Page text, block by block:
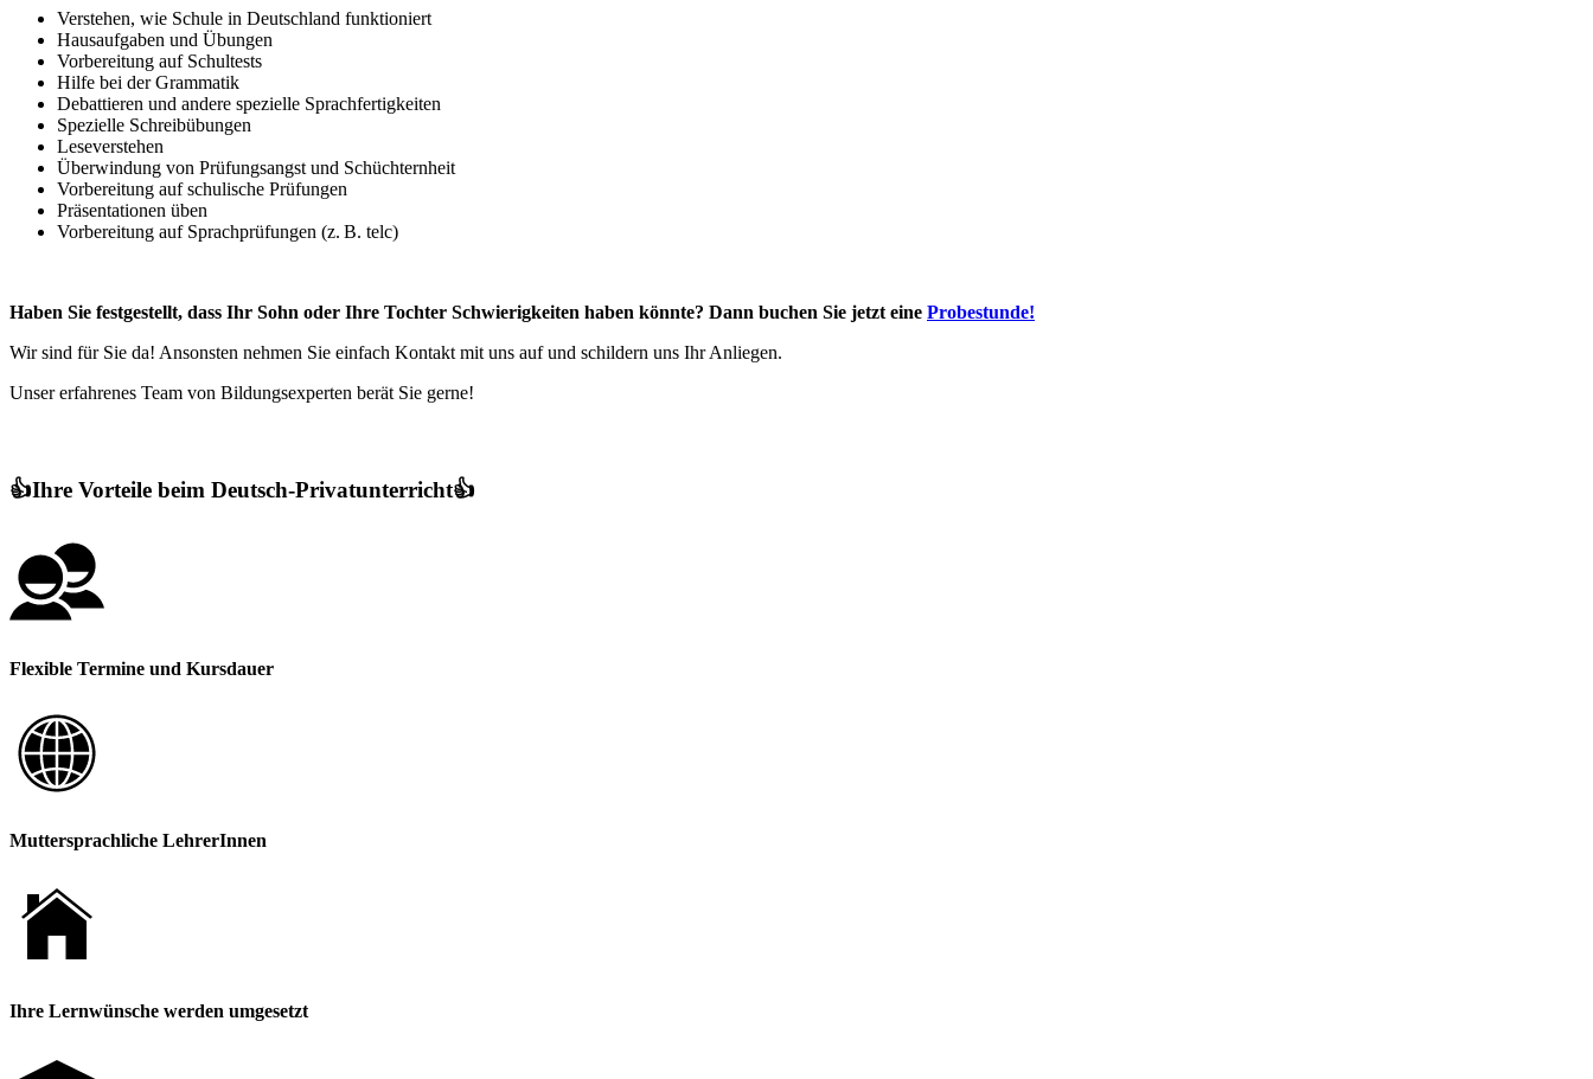
Verstehen, wie Schule in Deutschland funktioniert
Hausaufgaben und Übungen
Vorbereitung auf Schultests
Hilfe bei der Grammatik
Debattieren und andere spezielle Sprachfertigkeiten
Spezielle Schreibübungen
Leseverstehen
Überwindung von Prüfungsangst und Schüchternheit
Vorbereitung auf schulische Prüfungen
Präsentationen üben
Vorbereitung auf Sprachprüfungen (z. B. telc)
Haben Sie festgestellt, dass Ihr Sohn oder Ihre Tochter Schwierigkeiten haben könnte? Dann buchen Sie jetzt eine Probestunde!
Wir sind für Sie da! Ansonsten nehmen Sie einfach Kontakt mit uns auf und schildern uns Ihr Anliegen.
Unser erfahrenes Team von Bildungsexperten berät Sie gerne!
👍Ihre Vorteile beim Deutsch-Privatunterricht👍
Flexible Termine und Kursdauer
Muttersprachliche LehrerInnen
Ihre Lernwünsche werden umgesetzt